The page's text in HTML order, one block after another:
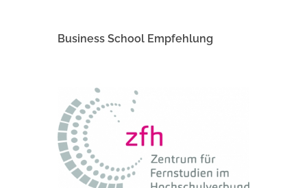
Business School Empfehlung